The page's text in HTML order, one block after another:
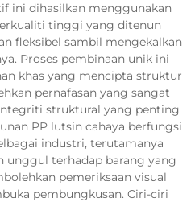
ini dihasilkan menggunakan
tinggi yang ditenun
fleksibel sambil mengekalkan
Proses pembinaan unik ini
khas yang mencipta struktur
pernafasan yang sangat
struktural yang penting
PP lutsin cahaya berfungsi
industri, terutamanya
unggul terhadap barang yang
pemeriksaan visual
pembungkusan. Ciri-ciri